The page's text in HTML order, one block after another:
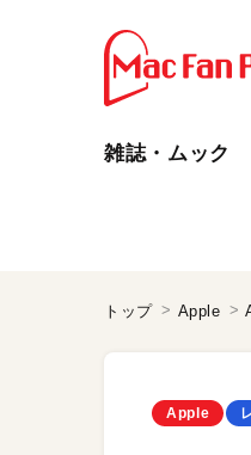
雑誌・ムック
トップ Apple
Apple